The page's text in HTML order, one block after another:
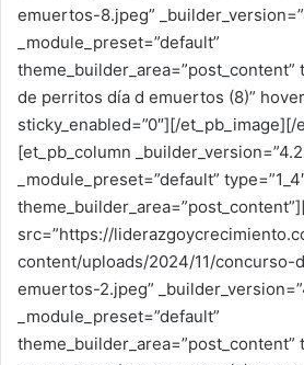
emuertos-8.jpeg”
_module_preset=”default”
theme_builder_area=”post_content”
de perritos día d emuertos (8)”
sticky_enabled=”0″][/et_pb_image][/
[et_pb_column
_module_preset=”default”
src=”https://
content/uploads/2024/11/
emuertos-2.jpeg”
_module_preset=”default”
theme_builder_area=”post_content”